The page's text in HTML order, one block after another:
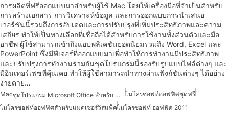
การผลิตที่ฟรีออกแบบมาสำหรับผู้ใช้ Mac โดยให้เครื่องมือที่จำเป็นสำหรับ
การสร้างเอกสาร การวิเคราะห์ข้อมูล และการออกแบบการนำเสนอ
เวอร์ชันนี้รวมถึงการอัปเดตและการปรับปรุงที่เพิ่มประสิทธิภาพและความ
เสถียร ทำให้เป็นทางเลือกที่เชื่อถือได้สำหรับการใช้งานทั้งส่วนตัวและมือ
อาชีพ ผู้ใช้สามารถเข้าถึงแอปพลิเคชันยอดนิยมรวมถึง Word, Excel และ
PowerPoint ซึ่งมีฟีเจอร์ที่ออกแบบมาเพื่อทำให้การทำงานมีประสิทธิภาพ
และปรับปรุงการทำงานร่วมกันชุดโปรแกรมนี้รองรับรูปแบบไฟล์ต่างๆ และ
มีอินเทอร์เฟซที่คุ้นเคย ทำให้ผู้ใช้สามารถนำทางผ่านฟังก์ชันต่างๆ ได้อย่าง
ง่ายดาย…
Mac ชุดโปรแกรม Microsoft Office สำหรับ Mac
ไมโครซอฟท์ออฟฟิศชุดฟรี
ไมโครซอฟท์ออฟฟิศสำหรับแมคเซอร์วิสแพ็คไมโครซอฟท์ ออฟฟิศ 2011